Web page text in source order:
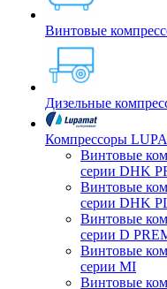
Винтовые
Дизельные
Компрессоры
Винтовые
серии DHK
Винтовые
серии DHK
Винтовые
серии D
Винтовые
серии MI
Винтовые